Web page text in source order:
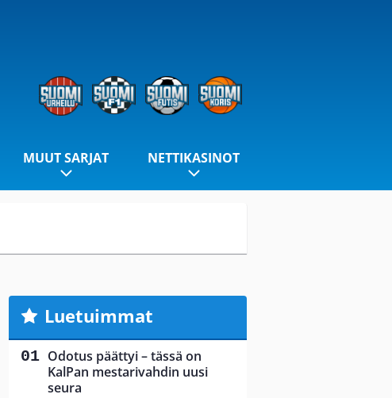
MUUT SARJAT NETTIKASINOT
Luetuimmat
Odotus päättyi – tässä on
KalPan mestarivahdin uusi
seura